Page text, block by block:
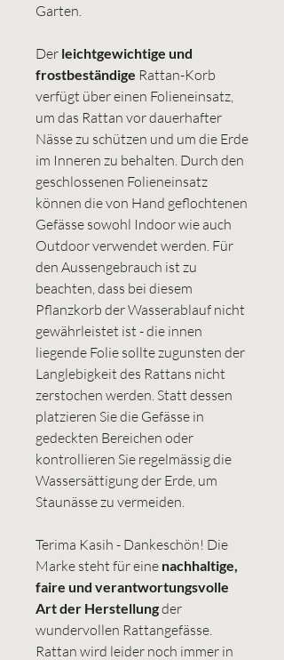
Garten.
Der leichtgewichtige und
frostbeständige Rattan-Korb
verfügt über einen Folieneinsatz,
um das Rattan vor dauerhafter
Nässe zu schützen und um die Erde
im Inneren zu behalten. Durch den
geschlossenen Folieneinsatz
können die von Hand geflochtenen
Gefässe sowohl Indoor wie auch
Outdoor verwendet werden. Für
den Aussengebrauch ist zu
beachten, dass bei diesem
Pflanzkorb der Wasserablauf nicht
gewährleistet ist - die innen
liegende Folie sollte zugunsten der
Langlebigkeit des Rattans nicht
zerstochen werden. Statt dessen
platzieren Sie die Gefässe in
gedeckten Bereichen oder
kontrollieren Sie regelmässig die
Wassersättigung der Erde, um
Staunässe zu vermeiden.
Terima Kasih - Dankeschön! Die
Marke steht für eine nachhaltige,
faire und verantwortungsvolle
Art der Herstellungder
wundervollen Rattangefässe.
Rattan wird leider noch immer in